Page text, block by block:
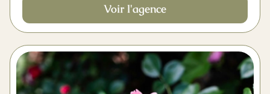
Voir l'agence